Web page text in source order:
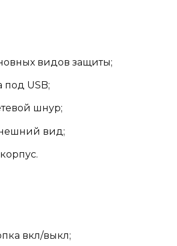
видов защиты;
под USB;
шнур;
вид;
вкл/выкл;